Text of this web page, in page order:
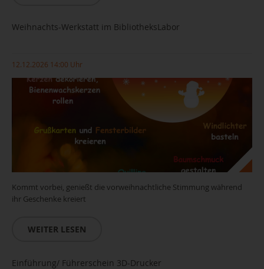
Weihnachts-Werkstatt im BibliotheksLabor
12.12.2026 14:00 Uhr
Kommt vorbei, genießt die vorweihnachtliche Stimmung während
ihr Geschenke kreiert
WEITER LESEN
Einführung/ Führerschein 3D-Drucker